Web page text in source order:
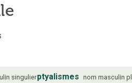
singulierptyalismes nom masculin